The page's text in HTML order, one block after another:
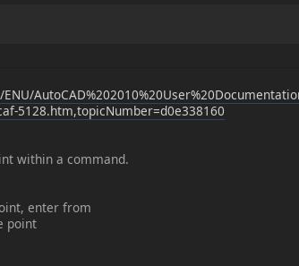
5128.htm,topicNumber=d0e338160
within a command.
enter from
point